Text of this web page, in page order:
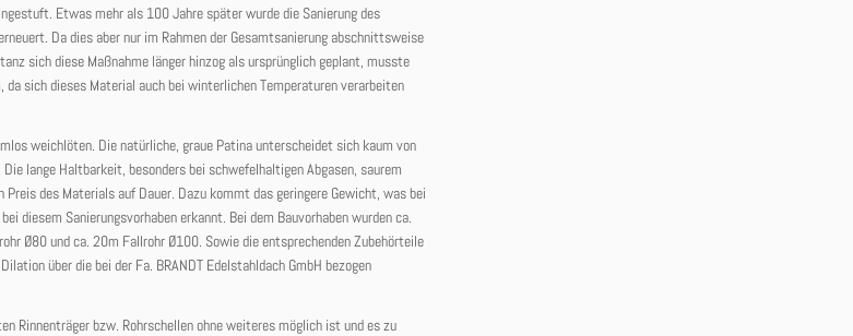
Etwas mehr als 100 Jahre später wurde die Sanierung des
Da dies aber nur im Rahmen der Gesamtsanierung abschnittsweise
sich diese Maßnahme länger hinzog als ursprünglich geplant, musste
sich dieses Material auch bei winterlichen Temperaturen verarbeiten
weichlöten. Die natürliche, graue Patina unterscheidet sich kaum von
lange Haltbarkeit, besonders bei schwefelhaltigen Abgasen, saurem
des Materials auf Dauer. Dazu kommt das geringere Gewicht, was bei
diesem Sanierungsvorhaben erkannt. Bei dem Bauvorhaben wurden ca.
Ø80 und ca. 20m Fallrohr Ø100. Sowie die entsprechenden Zubehörteile
über die bei der Fa. BRANDT Edelstahldach GmbH bezogen
Rinnenträger bzw. Rohrschellen ohne weiteres möglich ist und es zu